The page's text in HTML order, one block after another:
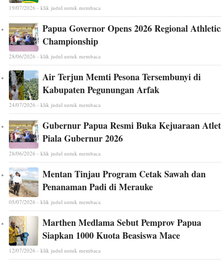
19/07/2026 - klik judul untuk membaca
Papua Governor Opens 2026 Regional
Championship
28/06/2026 - klik judul untuk membaca
Air Terjun Memti Pesona Tersembunyi di
Kabupaten Pegunungan Arfak
24/07/2026 - klik judul untuk membaca
Gubernur Papua Resmi Buka Kejuaraan
Piala Gubernur 2026
28/06/2026 - klik judul untuk membaca
Mentan Tinjau Program Cetak Sawah dan
Penanaman Padi di Merauke
05/07/2026 - klik judul untuk membaca
Marthen Medlama Sebut Pemprov Papua
Siapkan 1000 Kuota Beasiswa Mace
12/07/2026 - klik judul untuk membaca